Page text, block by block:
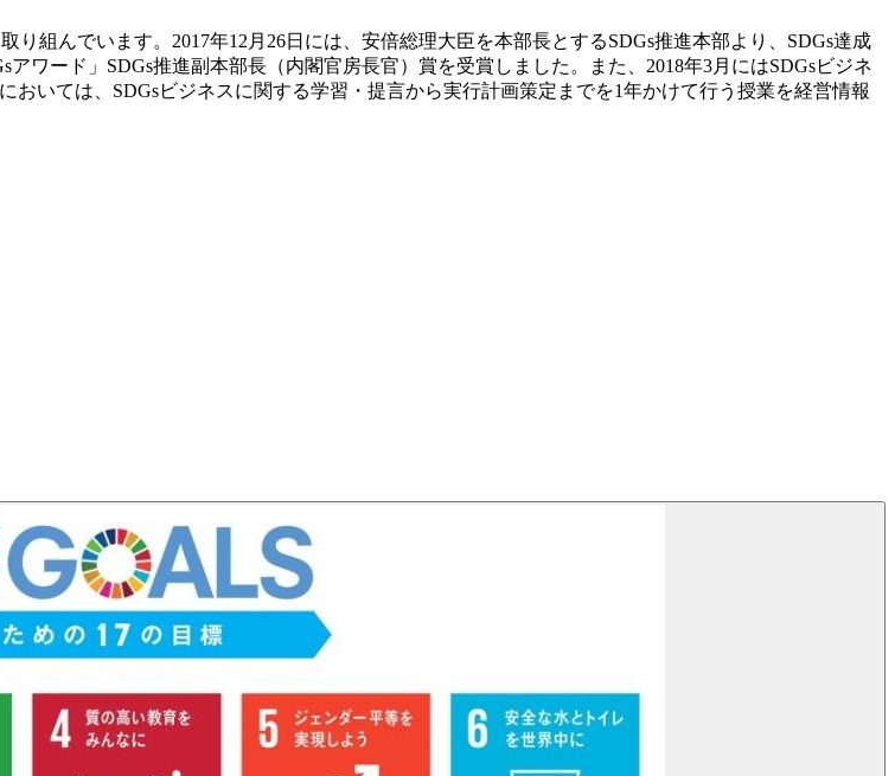
組んでいます。2017年12月26日には、安倍総理大臣を本部長とするSDGs推進本部より、SDGs達成
ワード」SDGs推進副本部長（内閣官房長官）賞を受賞しました。また、2018年3月にはSDGsビジネ
いては、SDGsビジネスに関する学習・提言から実行計画策定までを1年かけて行う授業を経営情報